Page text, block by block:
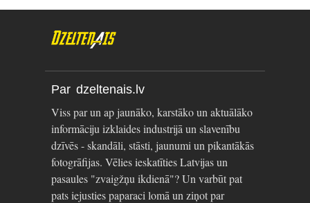
Par dzeltenais.lv
Viss par un ap jaunāko, karstāko un aktuālāko
informāciju izklaides industrijā un slavenību
dzīvēs - skandāli, stāsti, jaunumi un pikantākās
fotogrāfijas. Vēlies ieskatīties Latvijas un
pasaules "zvaigžņu ikdienā"? Un varbūt pat
pats iejusties paparaci lomā un ziņot par